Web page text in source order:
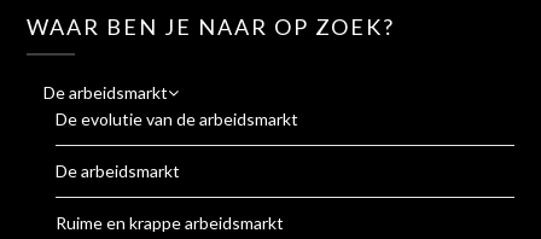
WAAR BEN JE NAAR OP ZOEK?
De arbeidsmarkt
De evolutie van de arbeidsmarkt
De arbeidsmarkt
Ruime en krappe arbeidsmarkt